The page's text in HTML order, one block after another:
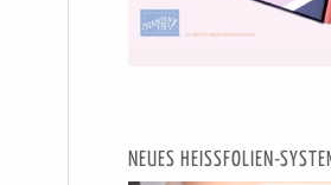
NEUES HEISSFOLIEN-SYSTEM